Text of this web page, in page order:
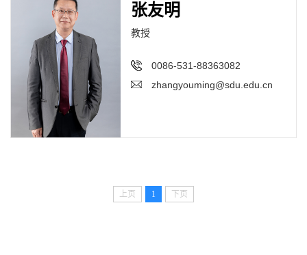
张友明
教授
0086-531-88363082
zhangyouming@sdu.edu.cn
上页 1 下页